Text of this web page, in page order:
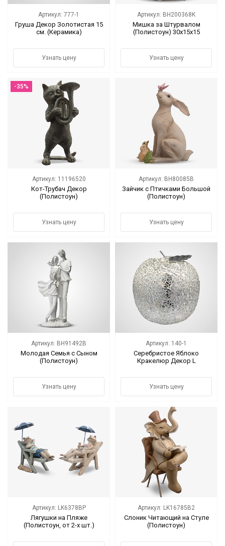
Артикул: 777-1
Груша Декор Золотистая 15
см. (Керамика)
Узнать цену
Артикул: BH200368K
Мишка за Штурвалом
(Полистоун) 30x15x15
Узнать цену
-35%
Артикул: 11196520
Кот-Трубач Декор
(Полистоун)
Узнать цену
Артикул: BH80085B
Зайчик с Птичками Большой
(Полистоун)
Узнать цену
Артикул: BH91492B
Молодая Семья с Сыном
(Полистоун)
Узнать цену
Артикул: 140-1
Серебристое Яблоко
Кракелюр Декор L
Узнать цену
Артикул: LK6378BP
Лягушки на Пляже
(Полистоун, от 2-х шт.)
Артикул: LK16785B2
Слоник Читающий на Стуле
(Полистоун)